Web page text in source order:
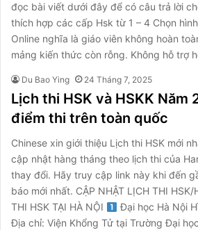
đọc bài viết dưới đây để có câu trả lời
thích hợp các cấp Hsk từ 1 – 4 Chọn
Online nghĩa là giáo viên không hoàn
mảng kiến thức còn rỗng. Không hỗ trợ
Du Bao Ying 24 Tháng 7, 2025
Lịch thi HSK và HSKK Năm
điểm thi trên toàn quốc
Chinese xin giới thiệu Lịch thi HSK mới
cập nhật hàng tháng theo lịch thi của
thay đổi. Hãy truy cập link này khi đến
báo mới nhất. CẬP NHẬT LỊCH THI
THI HSK TẠI HÀ NỘI
Đại học Hà Nội
Địa chỉ: Viện Khổng Tử tại Trường Đại